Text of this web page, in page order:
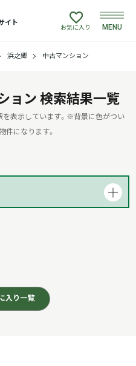
イト
い
い
い
報
お気に入り MENU
浜之郷 中古マンション
ョン 検索結果一覧
表示しています。 ※背景に色がつい
件になります。
入り一覧